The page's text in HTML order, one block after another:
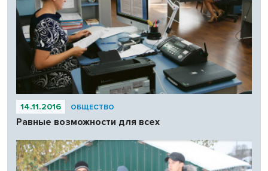
14.11.2016 ОБЩЕСТВО
Равные возможности для всех